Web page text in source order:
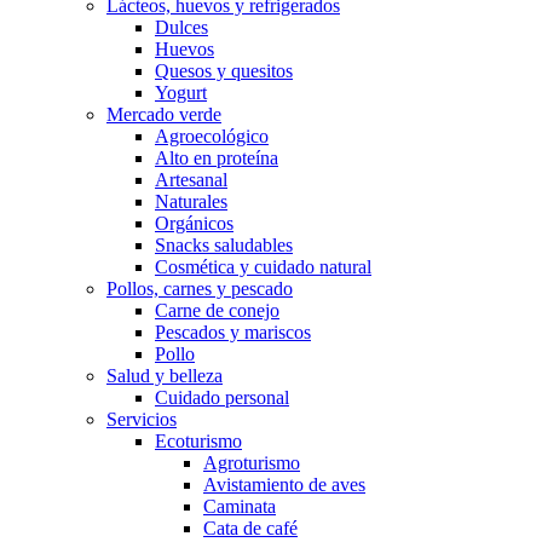
Lácteos, huevos y refrigerados
Dulces
Huevos
Quesos y quesitos
Yogurt
Mercado verde
Agroecológico
Alto en proteína
Artesanal
Naturales
Orgánicos
Snacks saludables
Cosmética y cuidado natural
Pollos, carnes y pescado
Carne de conejo
Pescados y mariscos
Pollo
Salud y belleza
Cuidado personal
Servicios
Ecoturismo
Agroturismo
Avistamiento de aves
Caminata
Cata de café